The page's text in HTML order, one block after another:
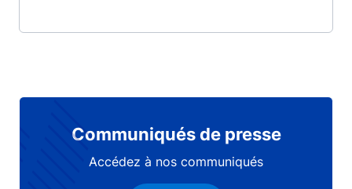
Communiqués de presse
Accédez à nos communiqués